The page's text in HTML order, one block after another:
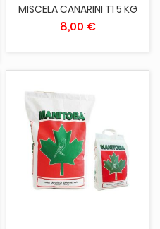
MISCELA CANARINI T1 5 KG
8,00 €